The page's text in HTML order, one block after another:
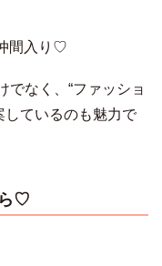
間入り♡
でなく、“ファッショ
しているのも魅力で
♡